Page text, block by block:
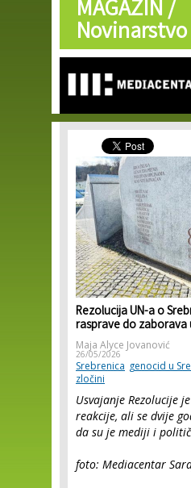
Skip to
main
content
MAGAZIN /
Novinarstvo
Rezolucija UN-a o
rasprave do zaborava
Maja Alyce Jovanović
26/05/2026
Srebrenica genocid u
zločini
Usvajanje Rezolucije
reakcije, ali se dvije
da su je mediji i
foto: Mediacentar